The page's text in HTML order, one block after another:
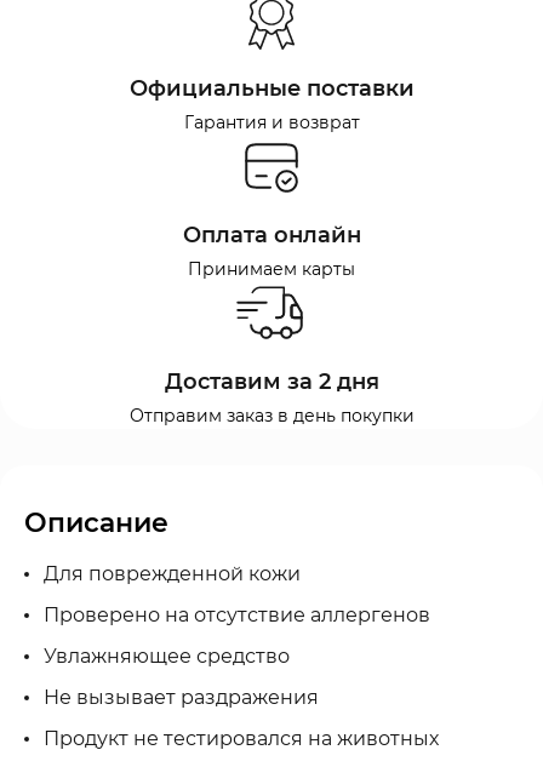
Официальные поставки
Гарантия и возврат
Оплата онлайн
Принимаем карты
Доставим за 2 дня
Отправим заказ в день покупки
Описание
Для поврежденной кожи
Проверено на отсутствие аллергенов
Увлажняющее средство
Не вызывает раздражения
Продукт не тестировался на животных